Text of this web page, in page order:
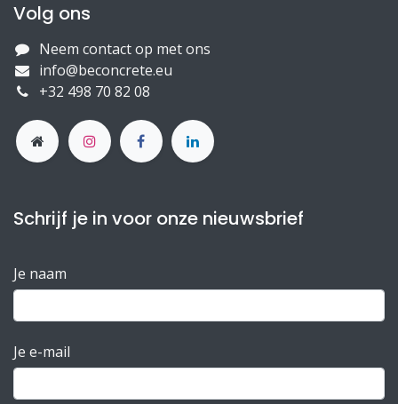
Volg ons
Neem contact op met ons
info@beconcrete.eu
+32 498 70 82 08
Schrijf je in voor onze nieuwsbrief
Je naam
Je e-mail